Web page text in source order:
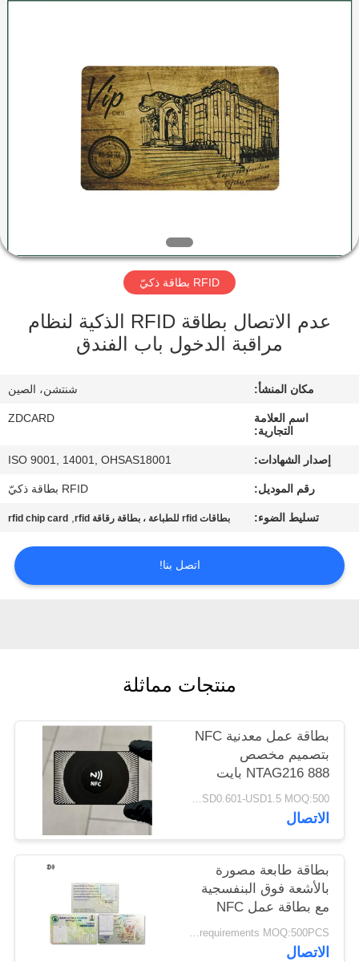
عنا
في
مراقبة
الجودة
أخبار
PRIVACY
POLICY
Shenzhen
RFID بطاقة ذكيّ
عدم الاتصال بطاقة RFID الذكية لنظام
مراقبة الدخول باب الفندق
مكان المنشأ: شنتشن، الصين
اسم العلامة
التجارية:
ZDCARD
إصدار الشهادات: ISO 9001, 14001, OHSAS18001
رقم الموديل: RFID بطاقة ذكيّ
تسليط الضوء: بطاقات rfid للطباعة ، بطاقة رقاقة rfid ,
rfid chip card
اتصل بنا!
منتجات مماثلة
بطاقة عمل معدنية NFC
بتصميم مخصص
NTAG216 888 بايت
13.56 ميجاهرتز RFID
بطاقة زيارة معدنية من
الفولاذ المقاوم للصدأ
USD0.601-USD1.5 MOQ:500 قطعة
الاتصال
بطاقة طابعة مصورة
بالأشعة فوق البنفسجية
مع بطاقة عمل NFC
NTAG213 NTAG215
NTAG216
according to customer's requirements MOQ:500PCS
الاتصال